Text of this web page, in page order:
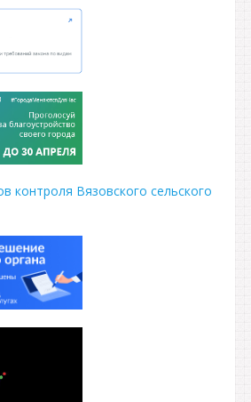
контроля Вязовского сельского